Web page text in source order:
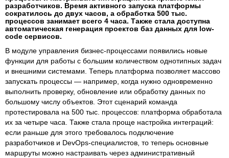
разработчиков. Время активного запуска платформы
сократилось до двух часов, а обработка 500 тыс.
процессов занимает всего 4 часа. Также стала доступна
автоматическая генерация проектов баз данных для low-
code сервисов.
В модуле управления бизнес-процессами появились новые
функции для работы с большим количеством однотипных задач
и внешними системами. Теперь платформа позволяет массово
запускать процессы — например, когда нужно одновременно
выполнить проверку, обновление или обработку данных по
большому числу объектов. Этот сценарий команда
протестировала на 500 тыс. процессов: платформа обработала
их за четыре часа. Также стала проще настройка интеграций:
если раньше для этого требовалось подключение
разработчиков и DevOps-специалистов, то теперь основные
маршруты можно настраивать через административный